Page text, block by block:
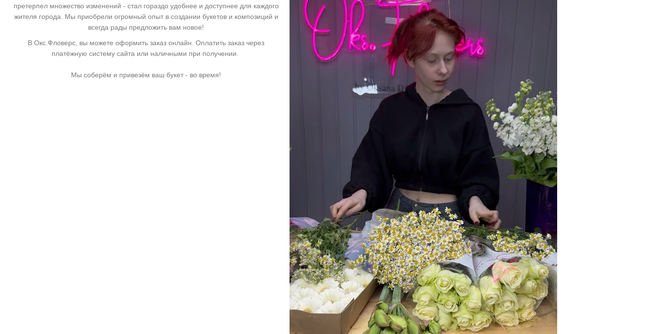
претерпел множество изменений - стал гораздо удобнее и доступнее для каждого
жителя города. Мы приобрели огромный опыт в создании букетов и композиций и
всегда рады предложить вам новое!
В Окс.Фловерс, вы можете оформить заказ онлайн. Оплатить заказ через
платёжную систему сайта или наличными при получении.
Мы соберём и привезём ваш букет - во время!